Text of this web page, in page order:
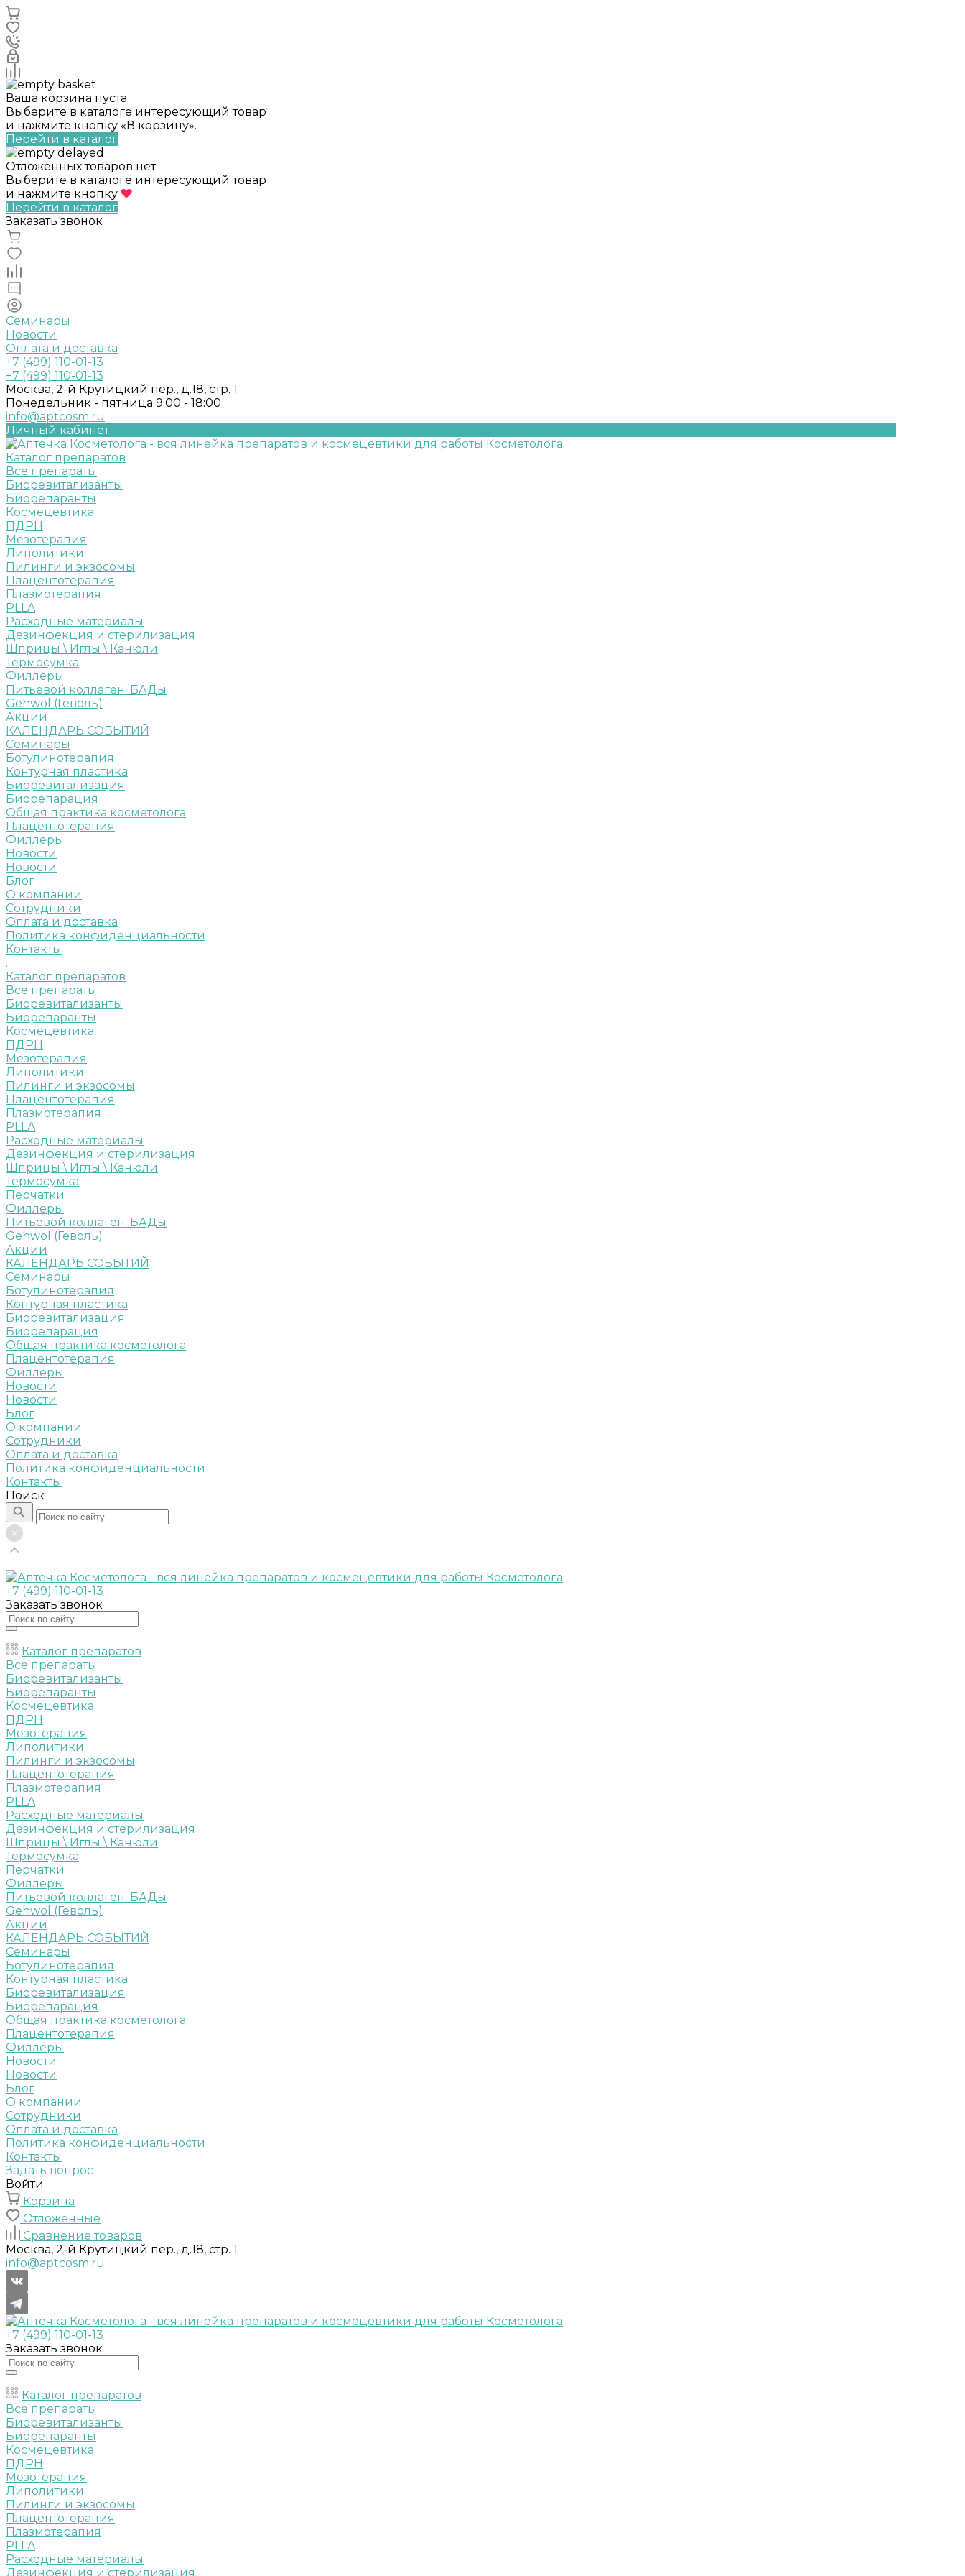
Ваша корзина пуста
Выберите в каталоге интересующий товар
и нажмите кнопку «В корзину».
Перейти в каталог
Отложенных товаров нет
Выберите в каталоге интересующий товар
и нажмите кнопку
Перейти в каталог
Заказать звонок
Семинары
Новости
Оплата и доставка
+7 (499) 110-01-13
+7 (499) 110-01-13
Москва, 2-й Крутицкий пер., д.18, стр. 1
Понедельник - пятница 9:00 - 18:00
info@aptcosm.ru
Личный кабинет
Каталог препаратов
Все препараты
Биоревитализанты
Биорепаранты
Космецевтика
ПДРН
Мезотерапия
Липолитики
Пилинги и экзосомы
Плацентотерапия
Плазмотерапия
PLLA
Расходные материалы
Дезинфекция и стерилизация
Шприцы \ Иглы \ Канюли
Термосумка
Филлеры
Питьевой коллаген. БАДы
Gehwol (Геволь)
Акции
КАЛЕНДАРЬ СОБЫТИЙ
Семинары
Ботулинотерапия
Контурная пластика
Биоревитализация
Биорепарация
Общая практика косметолога
Плацентотерапия
Филлеры
Новости
Новости
Блог
О компании
Сотрудники
Оплата и доставка
Политика конфиденциальности
Контакты
...
Каталог препаратов
Все препараты
Биоревитализанты
Биорепаранты
Космецевтика
ПДРН
Мезотерапия
Липолитики
Пилинги и экзосомы
Плацентотерапия
Плазмотерапия
PLLA
Расходные материалы
Дезинфекция и стерилизация
Шприцы \ Иглы \ Канюли
Термосумка
Перчатки
Филлеры
Питьевой коллаген. БАДы
Gehwol (Геволь)
Акции
КАЛЕНДАРЬ СОБЫТИЙ
Семинары
Ботулинотерапия
Контурная пластика
Биоревитализация
Биорепарация
Общая практика косметолога
Плацентотерапия
Филлеры
Новости
Новости
Блог
О компании
Сотрудники
Оплата и доставка
Политика конфиденциальности
Контакты
Поиск
+7 (499) 110-01-13
Заказать звонок
Каталог препаратов
Все препараты
Биоревитализанты
Биорепаранты
Космецевтика
ПДРН
Мезотерапия
Липолитики
Пилинги и экзосомы
Плацентотерапия
Плазмотерапия
PLLA
Расходные материалы
Дезинфекция и стерилизация
Шприцы \ Иглы \ Канюли
Термосумка
Перчатки
Филлеры
Питьевой коллаген. БАДы
Gehwol (Геволь)
Акции
КАЛЕНДАРЬ СОБЫТИЙ
Семинары
Ботулинотерапия
Контурная пластика
Биоревитализация
Биорепарация
Общая практика косметолога
Плацентотерапия
Филлеры
Новости
Новости
Блог
О компании
Сотрудники
Оплата и доставка
Политика конфиденциальности
Контакты
Задать вопрос
Войти
Корзина
Отложенные
Сравнение товаров
Москва, 2-й Крутицкий пер., д.18, стр. 1
info@aptcosm.ru
+7 (499) 110-01-13
Заказать звонок
Каталог препаратов
Все препараты
Биоревитализанты
Биорепаранты
Космецевтика
ПДРН
Мезотерапия
Липолитики
Пилинги и экзосомы
Плацентотерапия
Плазмотерапия
PLLA
Расходные материалы
Дезинфекция и стерилизация